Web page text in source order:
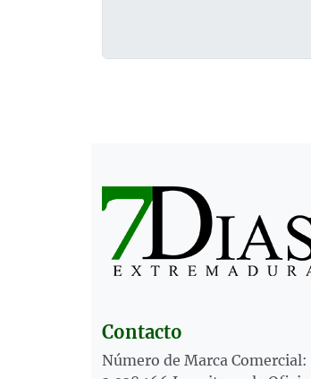
Contacto
Número de Marca Comercial: